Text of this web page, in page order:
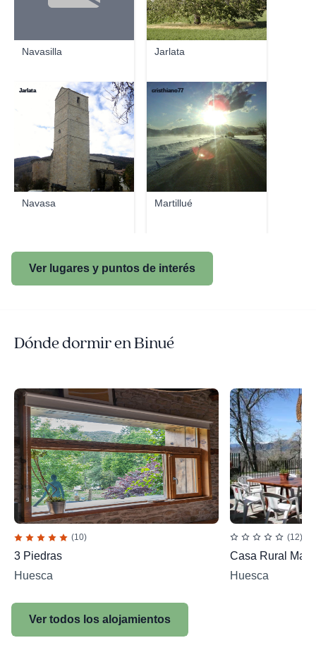
Navasilla Jarlata
Navasa
Jarlata
Martillué
cristhiano77
Ver lugares y puntos de interés
Dónde dormir en Binué
(10)
3 Piedras
Huesca
(12)
Casa Rural
Huesca
Ver todos los alojamientos